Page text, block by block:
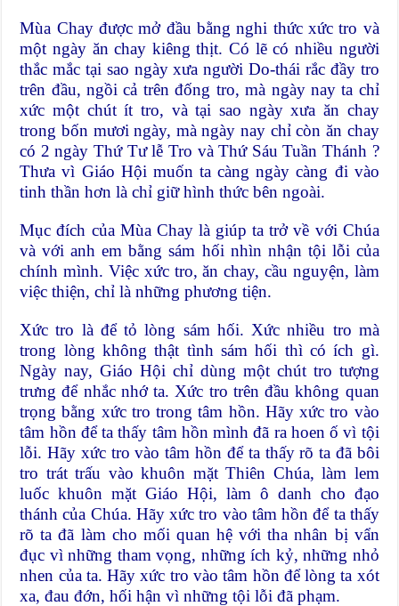
Mùa Chay được mở đầu bằng nghi thức xức tro và
một ngày ăn chay kiêng thịt. Có lẽ có nhiều người
thắc mắc tại sao ngày xưa người Do-thái rắc đầy tro
trên đầu, ngồi cả trên đống tro, mà ngày nay ta chỉ
xức một chút ít tro, và tại sao ngày xưa ăn chay
trong bốn mươi ngày, mà ngày nay chỉ còn ăn chay
có 2 ngày Thứ Tư lễ Tro và Thứ Sáu Tuần Thánh ?
Thưa vì Giáo Hội muốn ta càng ngày càng đi vào
tinh thần hơn là chỉ giữ hình thức bên ngoài.
Mục đích của Mùa Chay là giúp ta trở về với Chúa
và với anh em bằng sám hối nhìn nhận tội lỗi của
chính mình. Việc xức tro, ăn chay, cầu nguyện, làm
việc thiện, chỉ là những phương tiện.
Xức tro là để tỏ lòng sám hối. Xức nhiều tro mà
trong lòng không thật tình sám hối thì có ích gì.
Ngày nay, Giáo Hội chỉ dùng một chút tro tượng
trưng để nhắc nhớ ta. Xức tro trên đầu không quan
trọng bằng xức tro trong tâm hồn. Hãy xức tro vào
tâm hồn để ta thấy tâm hồn mình đã ra hoen ố vì tội
lỗi. Hãy xức tro vào tâm hồn để ta thấy rõ ta đã bôi
tro trát trấu vào khuôn mặt Thiên Chúa, làm lem
luốc khuôn mặt Giáo Hội, làm ô danh cho đạo
thánh của Chúa. Hãy xức tro vào tâm hồn để ta thấy
rõ ta đã làm cho mối quan hệ với tha nhân bị vẩn
đục vì những tham vọng, những ích kỷ, những nhỏ
nhen của ta. Hãy xức tro vào tâm hồn để lòng ta xót
xa, đau đớn, hối hận vì những tội lỗi đã phạm.